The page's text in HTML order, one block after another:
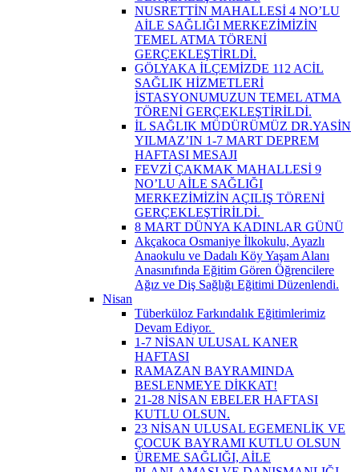
NUSRETTİN MAHALLESİ 4 NO’LU
AİLE SAĞLIĞI MERKEZİMİZİN
TEMEL ATMA TÖRENİ
GERÇEKLEŞTİRLDİ.
GÖLYAKA İLÇEMİZDE 112 ACİL
SAĞLIK HİZMETLERİ
İSTASYONUMUZUN TEMEL ATMA
TÖRENİ GERÇEKLEŞTİRİLDİ.
İL SAĞLIK MÜDÜRÜMÜZ DR.YASİN
YILMAZ’IN 1-7 MART DEPREM
HAFTASI MESAJI
FEVZİ ÇAKMAK MAHALLESİ 9
NO’LU AİLE SAĞLIĞI
MERKEZİMİZİN AÇILIŞ TÖRENİ
GERÇEKLEŞTİRİLDİ. ​
8 MART DÜNYA KADINLAR GÜNÜ
Akçakoca Osmaniye İlkokulu, Ayazlı
Anaokulu ve Dadalı Köy Yaşam Alanı
Anasınıfında Eğitim Gören Öğrencilere
Ağız ve Diş Sağlığı Eğitimi Düzenlendi.
Nisan
Tüberküloz Farkındalık Eğitimlerimiz
Devam Ediyor. ​
1-7 NİSAN ULUSAL KANER
HAFTASI
RAMAZAN BAYRAMINDA
BESLENMEYE DİKKAT!
21-28 NİSAN EBELER HAFTASI
KUTLU OLSUN.
23 NİSAN ULUSAL EGEMENLİK VE
ÇOCUK BAYRAMI KUTLU OLSUN
ÜREME SAĞLIĞI, AİLE